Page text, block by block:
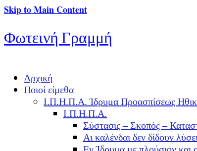
Skip to Main Content
Φωτεινή Γραμμή
Αρχική
Ποιοί είμεθα
Ι.Π.Η.Π.Α. Ίδρυμα Προασπίσεως
Ι.Π.Η.Π.Α.
Σύστασις – Σκοπός –
Αι καλένδαι δεν δίδουν